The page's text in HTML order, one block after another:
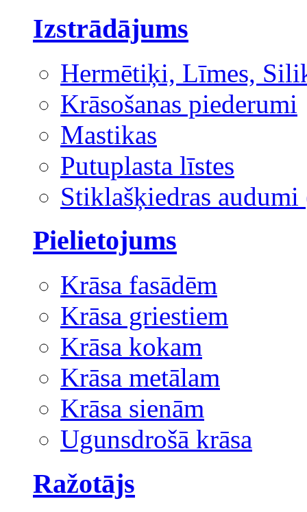
Izstrādājums
Hermētiķi, Līmes,
Krāsošanas piederumi
Mastikas
Putuplasta līstes
Stiklašķiedras audumi
Pielietojums
Krāsa fasādēm
Krāsa griestiem
Krāsa kokam
Krāsa metālam
Krāsa sienām
Ugunsdrošā krāsa
Ražotājs